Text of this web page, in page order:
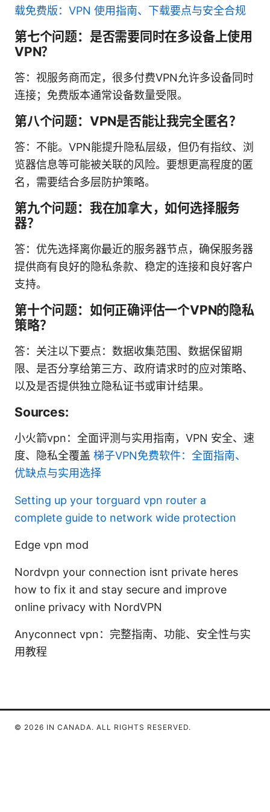
载免费版：VPN 使用指南、下载要点与安全合规
第七个问题：是否需要同时在多设备上使用
VPN？
答：视服务商而定，很多付费VPN允许多设备同时
连接；免费版本通常设备数量受限。
第八个问题：VPN是否能让我完全匿名？
答：不能。VPN能提升隐私层级，但仍有指纹、浏
览器信息等可能被关联的风险。要想更高程度的匿
名，需要结合多层防护策略。
第九个问题：我在加拿大，如何选择服务
器？
答：优先选择离你最近的服务器节点，确保服务器
提供商有良好的隐私条款、稳定的连接和良好客户
支持。
第十个问题：如何正确评估一个VPN的隐私
策略？
答：关注以下要点：数据收集范围、数据保留期
限、是否分享给第三方、政府请求时的应对策略、
以及是否提供独立隐私证书或审计结果。
Sources:
小火箭vpn：全面评测与实用指南，VPN 安全、速
度、隐私全覆盖 梯子VPN免费软件：全面指南、
优缺点与实用选择
Setting up your torguard vpn router a
complete guide to network wide protection
Edge vpn mod
Nordvpn your connection isnt private heres
how to fix it and stay secure and improve
online privacy with NordVPN
Anyconnect vpn：完整指南、功能、安全性与实
用教程
© 2026 IN CANADA. ALL RIGHTS RESERVED.